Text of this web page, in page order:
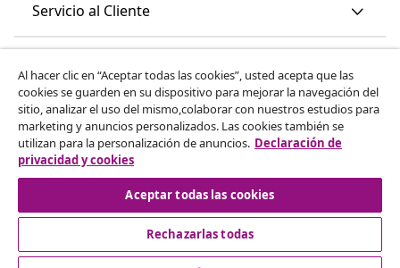
Servicio al Cliente
vidaXL
Descubre mas
Al hacer clic en “Aceptar todas las cookies”, usted acepta que las
cookies se guarden en su dispositivo para mejorar la navegación del
sitio, analizar el uso del mismo,colaborar con nuestros estudios para
marketing y anuncios personalizados. Las cookies también se
utilizan para la personalización de anuncios. Declaración de
privacidad y cookies
Aceptar todas las cookies
Rechazarlas todas